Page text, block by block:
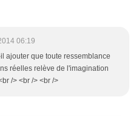
06:19
ajouter que toute ressemblance
réelles relève de l'imagination
/> <br /> <br />